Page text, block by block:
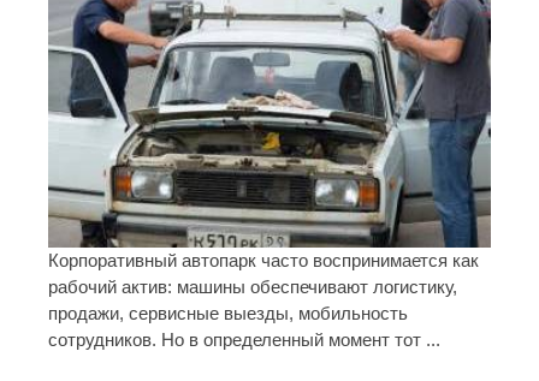
Корпоративный автопарк часто воспринимается как
рабочий актив: машины обеспечивают логистику,
продажи, сервисные выезды, мобильность
сотрудников. Но в определенный момент тот ...